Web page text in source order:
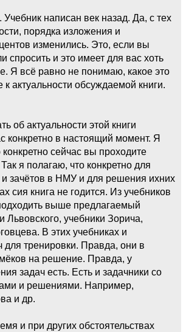
написан век назад. Да, с тех
порядка изложения и
изменились. Это, если вы
спросить и это имеет для вас хоть
Я всё равно не понимаю, какое это
актуальности обсуждаемой книги.
об актуальности этой книги
конкретно в настоящий момент. Я
сейчас вы проходите
я полагаю, что конкретно для
и зачётов в НМУ и для решения ихних
сия книга не годится. Из учебников
выше предлагаемый
Львовского, учебники Зорича,
В этих учебниках и
для тренировки. Правда, они в
на решение. Правда, у
задач есть. Есть и задачники со
и решениями. Например,
и др.
и при других обстоятельствах